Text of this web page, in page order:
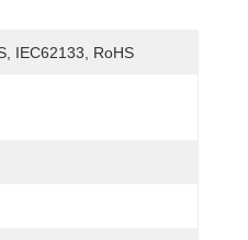
IEC62133, RoHS